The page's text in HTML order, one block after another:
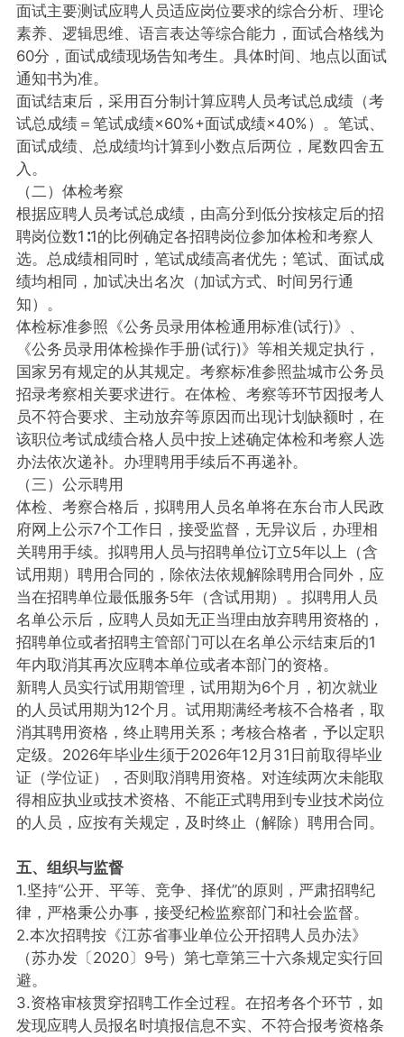
面试主要测试应聘人员适应岗位要求的综合分析、理论
素养、逻辑思维、语言表达等综合能力，面试合格线为
60分，面试成绩现场告知考生。具体时间、地点以面试
通知书为准。
面试结束后，采用百分制计算应聘人员考试总成绩（考
试总成绩＝笔试成绩×60%+面试成绩×40%）。笔试、
面试成绩、总成绩均计算到小数点后两位，尾数四舍五
入。
（二）体检考察
根据应聘人员考试总成绩，由高分到低分按核定后的招
聘岗位数1∶1的比例确定各招聘岗位参加体检和考察人
选。总成绩相同时，笔试成绩高者优先；笔试、面试成
绩均相同，加试决出名次（加试方式、时间另行通
知）。
体检标准参照《公务员录用体检通用标准(试行)》、
《公务员录用体检操作手册(试行)》等相关规定执行，
国家另有规定的从其规定。考察标准参照盐城市公务员
招录考察相关要求进行。在体检、考察等环节因报考人
员不符合要求、主动放弃等原因而出现计划缺额时，在
该职位考试成绩合格人员中按上述确定体检和考察人选
办法依次递补。办理聘用手续后不再递补。
（三）公示聘用
体检、考察合格后，拟聘用人员名单将在东台市人民政
府网上公示7个工作日，接受监督，无异议后，办理相
关聘用手续。拟聘用人员与招聘单位订立5年以上（含
试用期）聘用合同的，除依法依规解除聘用合同外，应
当在招聘单位最低服务5年（含试用期）。拟聘用人员
名单公示后，应聘人员如无正当理由放弃聘用资格的，
招聘单位或者招聘主管部门可以在名单公示结束后的1
年内取消其再次应聘本单位或者本部门的资格。
新聘人员实行试用期管理，试用期为6个月，初次就业
的人员试用期为12个月。试用期满经考核不合格者，取
消其聘用资格，终止聘用关系；考核合格者，予以定职
定级。2026年毕业生须于2026年12月31日前取得毕业
证（学位证），否则取消聘用资格。对连续两次未能取
得相应执业或技术资格、不能正式聘用到专业技术岗位
的人员，应按有关规定，及时终止（解除）聘用合同。
五、组织与监督
1.坚持“公开、平等、竞争、择优”的原则，严肃招聘纪
律，严格秉公办事，接受纪检监察部门和社会监督。
2.本次招聘按《江苏省事业单位公开招聘人员办法》
（苏办发〔2020〕9号）第七章第三十六条规定实行回
避。
3.资格审核贯穿招聘工作全过程。在招考各个环节，如
发现应聘人员报名时填报信息不实、不符合报考资格条